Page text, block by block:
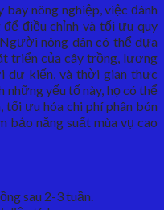
bay nông nghiệp, việc đánh
điều chỉnh và tối ưu quy
nông dân có thể dựa
triển của cây trồng, lượng
dự kiến, và thời gian thực
những yếu tố này, họ có thể
tối ưu hóa chi phí phân bón
bảo năng suất mùa vụ cao
sau 2-3 tuần.